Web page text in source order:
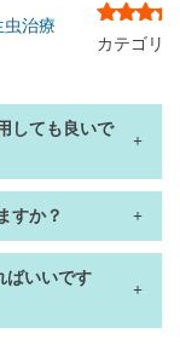
価
虫治療
5段階中
カテゴリ
しても良いで
すか？
ばいいです